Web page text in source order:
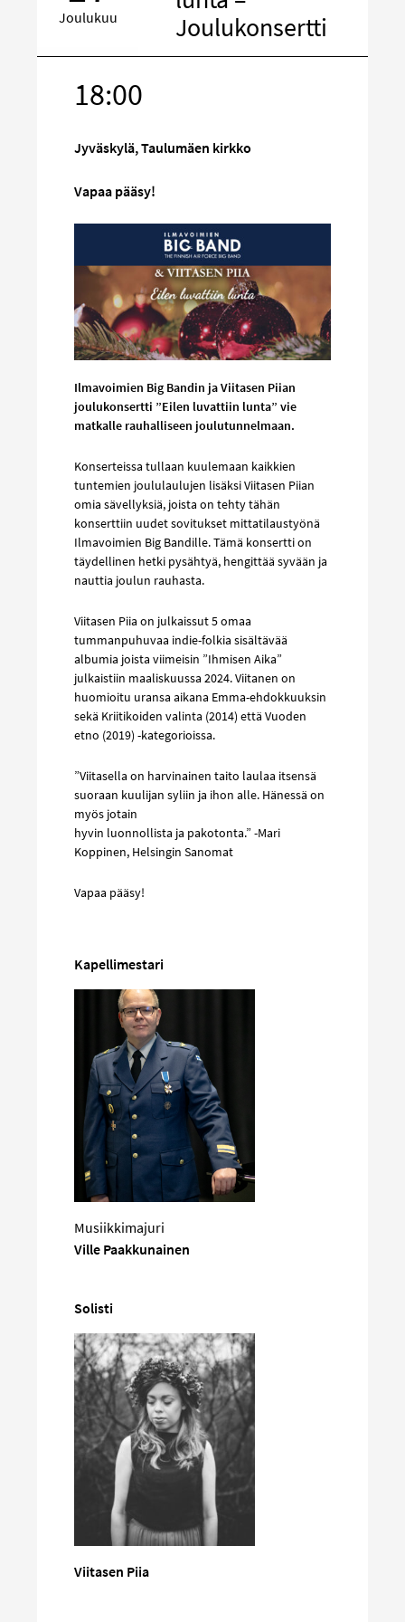
Joulukuu
Joulukonsertti
18:00
Jyväskylä, Taulumäen kirkko
Vapaa pääsy!
Ilmavoimien Big Bandin ja Viitasen Piian
joulukonsertti ”Eilen luvattiin lunta” vie
matkalle rauhalliseen joulutunnelmaan.
Konserteissa tullaan kuulemaan kaikkien
tuntemien joululaulujen lisäksi Viitasen Piian
omia sävellyksiä, joista on tehty tähän
konserttiin uudet sovitukset mittatilaustyönä
Ilmavoimien Big Bandille. Tämä konsertti on
täydellinen hetki pysähtyä, hengittää syvään ja
nauttia joulun rauhasta.
Viitasen Piia on julkaissut 5 omaa
tummanpuhuvaa indie-folkia sisältävää
albumia joista viimeisin ”Ihmisen Aika”
julkaistiin maaliskuussa 2024. Viitanen on
huomioitu uransa aikana Emma-ehdokkuuksin
sekä Kriitikoiden valinta (2014) että Vuoden
etno (2019) -kategorioissa.
”Viitasella on harvinainen taito laulaa itsensä
suoraan kuulijan syliin ja ihon alle. Hänessä on
myös jotain
hyvin luonnollista ja pakotonta.” -Mari
Koppinen, Helsingin Sanomat
Vapaa pääsy!
Kapellimestari
Musiikkimajuri
Ville Paakkunainen
Solisti
Viitasen Piia